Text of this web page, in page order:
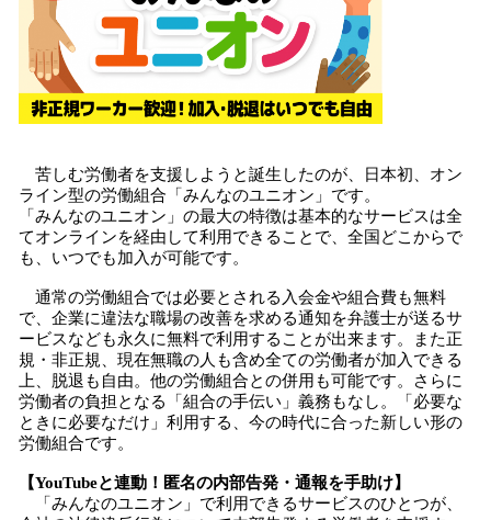
苦しむ労働者を支援しようと誕生したのが、日本初、オン
ライン型の労働組合「みんなのユニオン」です。
「みんなのユニオン」の最大の特徴は基本的なサービスは全
てオンラインを経由して利用できることで、全国どこからで
も、いつでも加入が可能です。
通常の労働組合では必要とされる入会金や組合費も無料
で、企業に違法な職場の改善を求める通知を弁護士が送るサ
ービスなども永久に無料で利用することが出来ます。また正
規・非正規、現在無職の人も含め全ての労働者が加入できる
上、脱退も自由。他の労働組合との併用も可能です。さらに
労働者の負担となる「組合の手伝い」義務もなし。「必要な
ときに必要なだけ」利用する、今の時代に合った新しい形の
労働組合です。
【YouTubeと連動！ 匿名の内部告発・ 通報を手助け】
「みんなのユニオン」で利用できるサービスのひとつが、